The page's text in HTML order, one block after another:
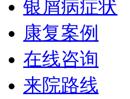
银屑病症状
康复案例
在线咨询
来院路线